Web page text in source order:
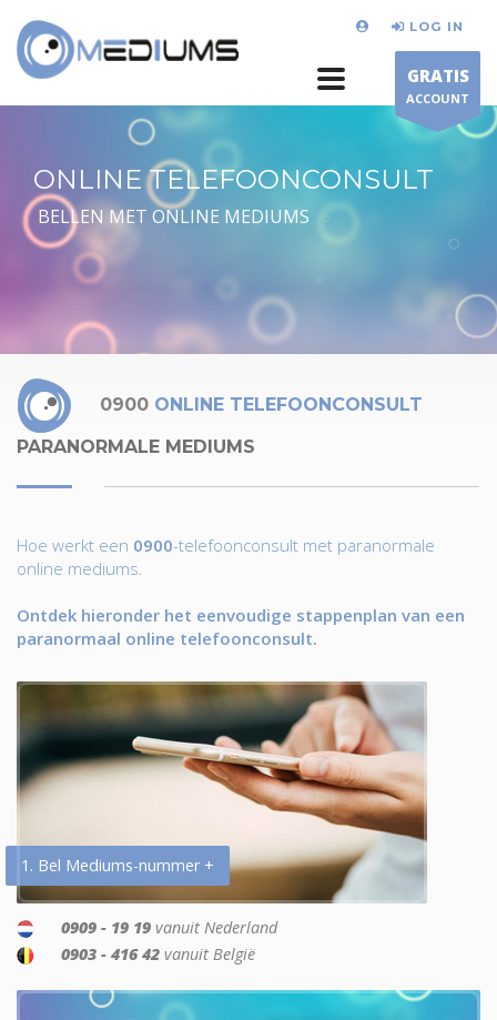
LOG IN
GRATIS
ACCOUNT
ONLINE TELEFOONCONSULT
BELLEN MET ONLINE MEDIUMS
0900 ONLINE TELEFOONCONSULT
PARANORMALE MEDIUMS
Hoe werkt een 0900-telefoonconsult met paranormale
online mediums.
Ontdek hieronder het eenvoudige stappenplan van een
paranormaal online telefoonconsult.
1. Bel Mediums-nummer +
0909 - 19 19 vanuit Nederland
0903 - 416 42 vanuit België